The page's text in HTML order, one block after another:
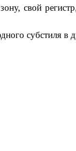
свой
субстиля в